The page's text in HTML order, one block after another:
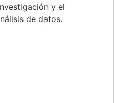
y el
de datos.